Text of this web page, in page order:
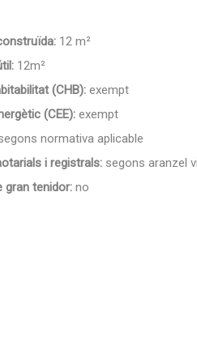
12 m²
12m²
(CHB): exempt
(CEE): exempt
normativa aplicable
i registrals: segons aranzel
gran tenidor: no